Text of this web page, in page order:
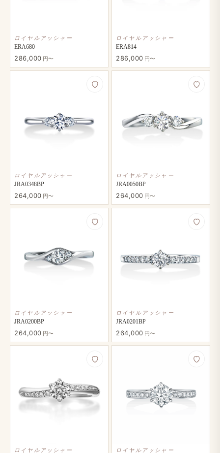
ロイヤルアッシャー
ERA680
286,000 円〜
ロイヤルアッシャー
ERA814
286,000 円〜
ロイヤルアッシャー
JRA0348BP
264,000 円〜
ロイヤルアッシャー
JRA0050BP
264,000 円〜
ロイヤルアッシャー
JRA0200BP
264,000 円〜
ロイヤルアッシャー
JRA0201BP
264,000 円〜
ロイヤルアッシャー ロイヤルアッシャー